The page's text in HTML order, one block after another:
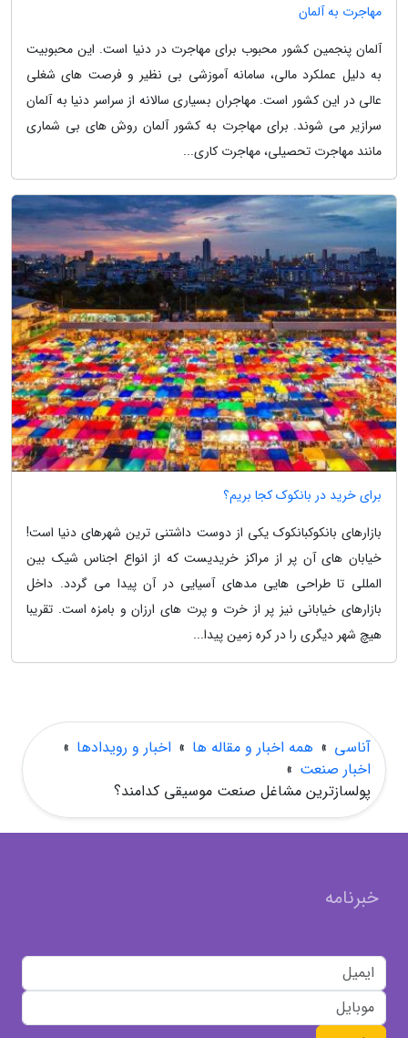
مهاجرت به آلمان
آلمان پنجمین کشور محبوب برای مهاجرت در دنیا است. این محبوبیت
به دلیل عملکرد مالی، سامانه آموزشی بی نظیر و فرصت های شغلی
عالی در این کشور است. مهاجران بسیاری سالانه از سراسر دنیا به آلمان
سرازیر می شوند. برای مهاجرت به کشور آلمان روش های بی شماری
مانند مهاجرت تحصیلی، مهاجرت کاری...
برای خرید در بانکوک کجا بریم؟
بازارهای بانکوکبانکوک یکی از دوست داشتنی ترین شهرهای دنیا است!
خیابان های آن پر از مراکز خریدیست که از انواع اجناس شیک بین
المللی تا طراحی هایی مدهای آسیایی در آن پیدا می گردد. داخل
بازارهای خیابانی نیز پر از خرت و پرت های ارزان و بامزه است. تقریبا
هیچ شهر دیگری را در کره زمین پیدا...
آناسی » همه اخبار و مقاله ها » اخبار و رویدادها »
اخبار صنعت »
پولسازترین مشاغل صنعت موسیقی کدامند؟
خبرنامه